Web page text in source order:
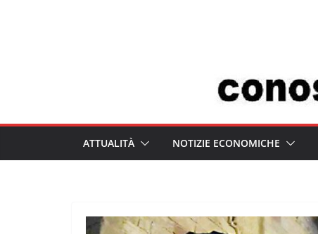
ATTUALITÀ NOTIZIE ECONOMICHE